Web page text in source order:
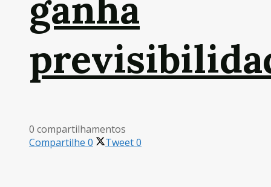
0 compartilhamentos
Compartilhe 0 Tweet0